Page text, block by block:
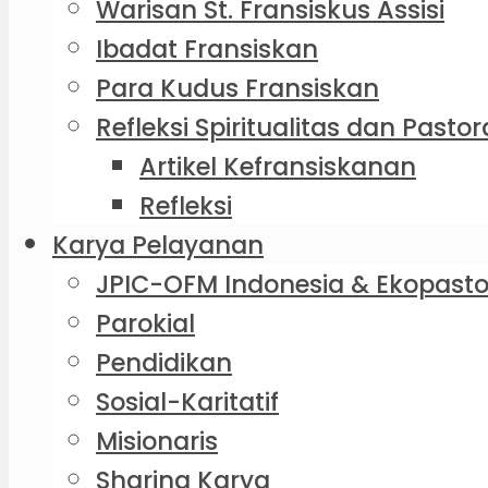
Warisan St. Fransiskus Assisi
Ibadat Fransiskan
Para Kudus Fransiskan
Refleksi Spiritualitas dan
Artikel Kefransiskanan
Refleksi
Karya Pelayanan
JPIC-OFM Indonesia &
Parokial
Pendidikan
Sosial-Karitatif
Misionaris
Sharing Karya